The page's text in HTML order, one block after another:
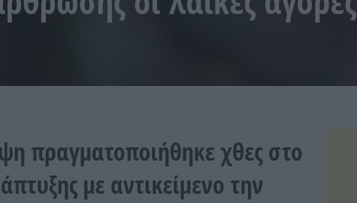
πραγματοποιήθηκε χθες στο
με αντικείμενο την